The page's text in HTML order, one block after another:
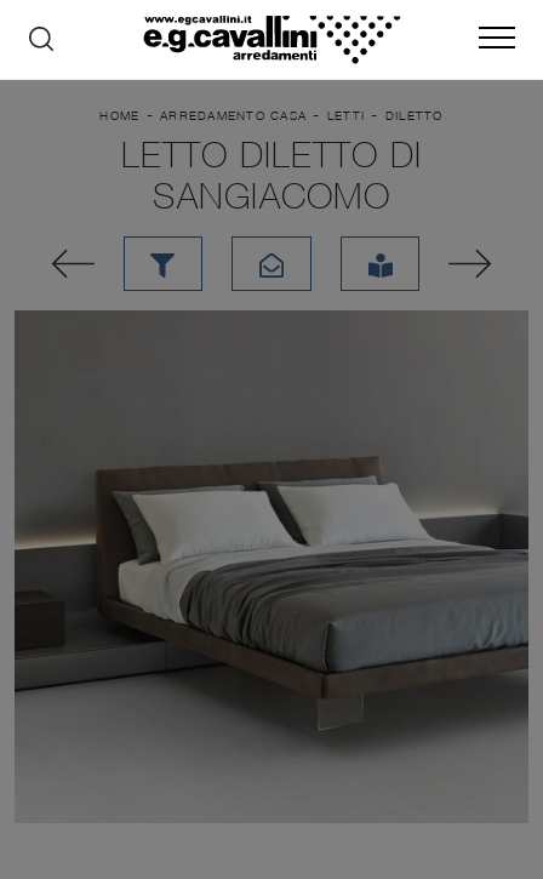
HOME -ARREDAMENTO CASA - LETTI - DILETTO
LETTO DILETTO DI
SANGIACOMO